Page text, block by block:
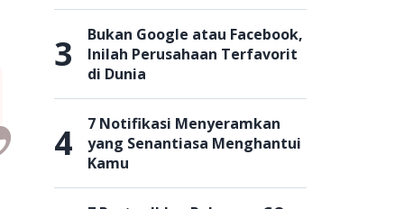
3
Bukan Google atau Facebook,
Inilah Perusahaan Terfavorit
di Dunia
4
7 Notifikasi Menyeramkan
yang Senantiasa Menghantui
Kamu